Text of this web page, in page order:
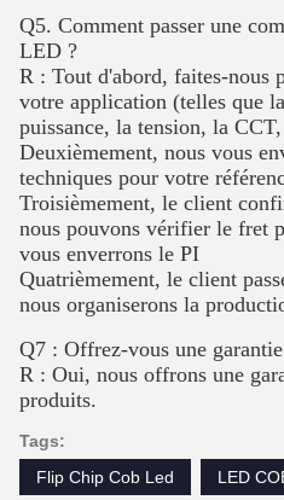
Q5. Comment passer une
LED ?
R : Tout d'abord, faites-nous
votre application (telles que
puissance, la tension, la
Deuxièmement, nous vous
techniques pour votre
Troisièmement, le client
nous pouvons vérifier le fret
vous enverrons le PI
Quatrièmement, le client
nous organiserons la
Q7 : Offrez-vous une
R : Oui, nous offrons une
produits.
Tags:
Flip Chip Cob Led
LED